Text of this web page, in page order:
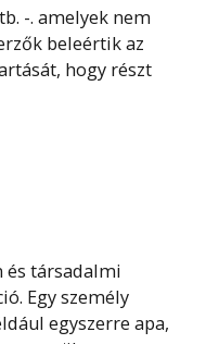
-. amelyek nem
beleértik az
hogy részt
és társadalmi
Egy személy
egyszerre apa,